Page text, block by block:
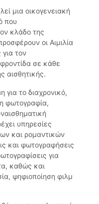
μια οικογενειακή
που
κλάδο της
οι Αιμιλία
για τον
σε κάθε
αισθητικής.
για το διαχρονικό,
φωτογραφία,
υπηρεσίες
και ρομαντικών
και φωτογραφήσεις
για
καθώς και
ψηφιοποίηση φιλμ